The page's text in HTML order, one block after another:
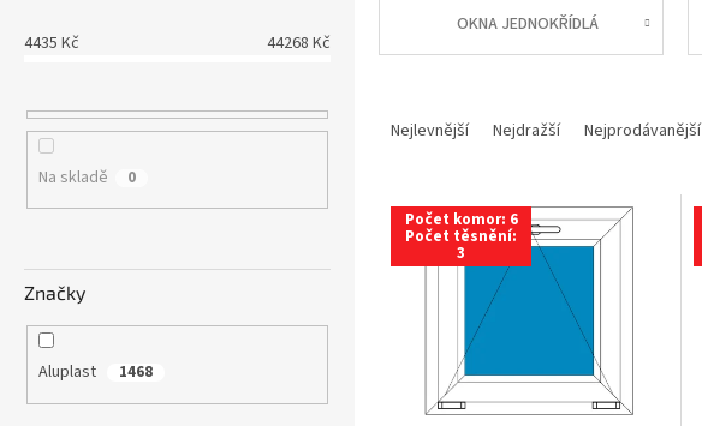
4435 Kč 44268 Kč
Na skladě 0
Značky
Aluplast 1468
OKNA JEDNOKŘÍDLÁ
n
p
Nejlevnější Nejdražší Nejprodávanější
V
p
Počet komor: 6
Počet těsnění:
3